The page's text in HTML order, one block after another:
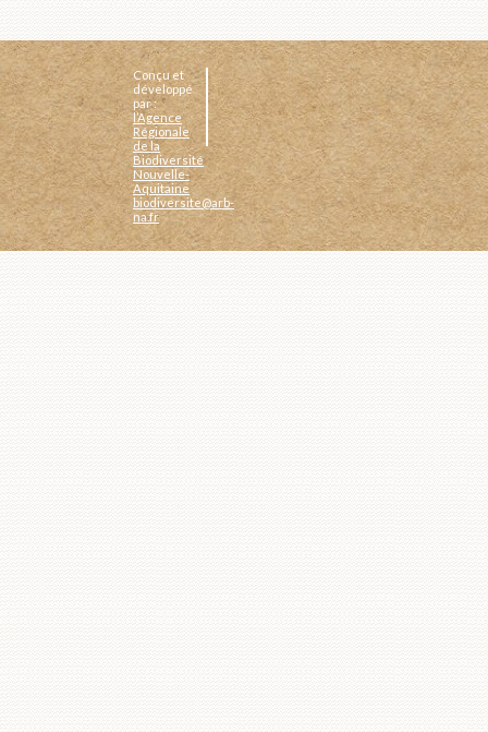
Conçu et
développé
par :
l’Agence
Régionale
de la
Biodiversité
Nouvelle-
Aquitaine
biodiversite@arb-
na.fr